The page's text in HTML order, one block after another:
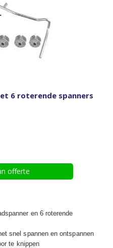
6 roterende spanners
offerte
en 6 roterende
snel spannen en ontspannen
te knippen